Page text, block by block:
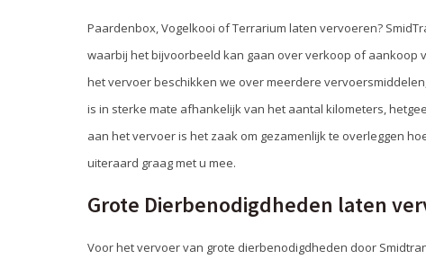
Paardenbox, Vogelkooi of Terrarium laten vervoeren?
waarbij het bijvoorbeeld kan gaan over verkoop of aankoop
het vervoer beschikken we over meerdere
is in sterke mate afhankelijk van het aantal kilometers,
aan het vervoer is het zaak om gezamenlijk te overleggen
uiteraard graag met u mee.
Grote Dierbenodigdheden laten
Voor het vervoer van grote dierbenodigdheden door